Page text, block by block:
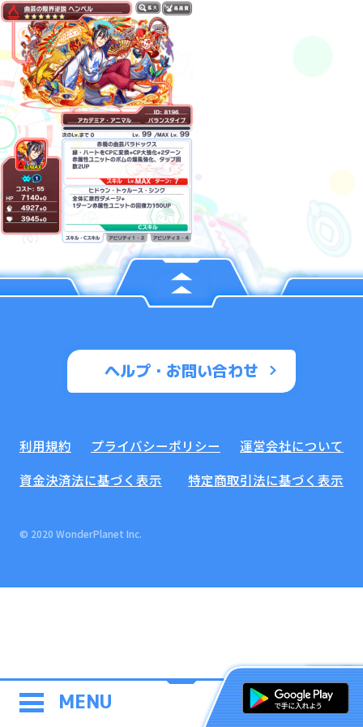
MENU
ヘルプ・お問い合わせ
利用規約 プライバシーポリシー
運営会社について
資金決済法に基づく表示
特定商取引法に基づく表示
© 2020 WonderPlanet Inc.